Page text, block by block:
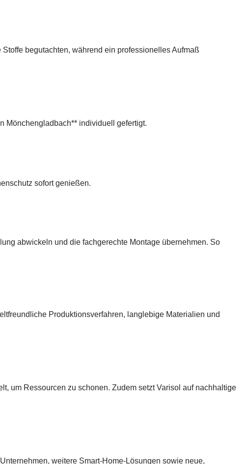
begutachten, während ein professionelles Aufmaß
Mönchengladbach** individuell gefertigt.
sofort genießen.
abwickeln und die fachgerechte Montage übernehmen. So
Produktionsverfahren, langlebige Materialien und
um Ressourcen zu schonen. Zudem setzt Varisol auf nachhaltige
weitere Smart-Home-Lösungen sowie neue,